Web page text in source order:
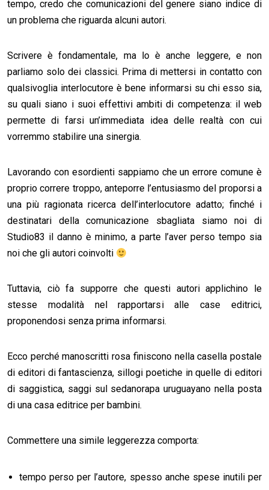
tempo, credo che comunicazioni del genere siano indice di
un problema che riguarda alcuni autori.
Scrivere è fondamentale, ma lo è anche leggere, e non
parliamo solo dei classici. Prima di mettersi in contatto con
qualsivoglia interlocutore è bene informarsi su chi esso sia,
su quali siano i suoi effettivi ambiti di competenza: il web
permette di farsi un’immediata idea delle realtà con cui
vorremmo stabilire una sinergia.
Lavorando con esordienti sappiamo che un errore comune è
proprio correre troppo, anteporre l’entusiasmo del proporsi a
una più ragionata ricerca dell’interlocutore adatto; finché i
destinatari della comunicazione sbagliata siamo noi di
Studio83 il danno è minimo, a parte l’aver perso tempo sia
noi che gli autori coinvolti
Tuttavia, ciò fa supporre che questi autori applichino le
stesse modalità nel rapportarsi alle case editrici,
proponendosi senza prima informarsi.
Ecco perché manoscritti rosa finiscono nella casella postale
di editori di fantascienza, sillogi poetiche in quelle di editori
di saggistica, saggi sul sedanorapa uruguayano nella posta
di una casa editrice per bambini.
Commettere una simile leggerezza comporta:
tempo perso per l’autore, spesso anche spese inutili per